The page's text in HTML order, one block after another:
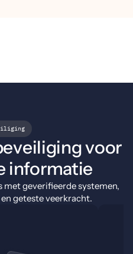
voor
informatie
geverifieerde systemen,
geteste veerkracht.